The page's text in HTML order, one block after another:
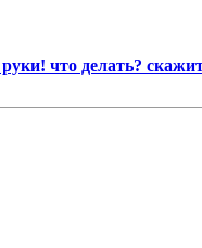
что делать?